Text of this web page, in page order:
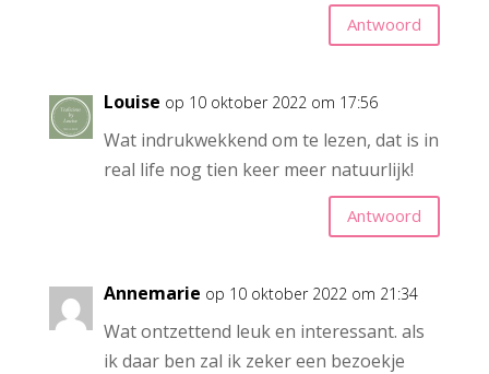
Antwoord
Louise op 10 oktober 2022 om 17:56
Wat indrukwekkend om te lezen, dat is in
real life nog tien keer meer natuurlijk!
Antwoord
Annemarie op 10 oktober 2022 om 21:34
Wat ontzettend leuk en interessant. als
ik daar ben zal ik zeker een bezoekje